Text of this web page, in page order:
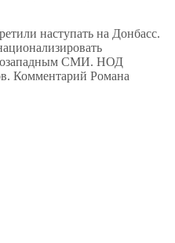
наступать на Донбасс.
СМИ. НОД
Комментарий Романа